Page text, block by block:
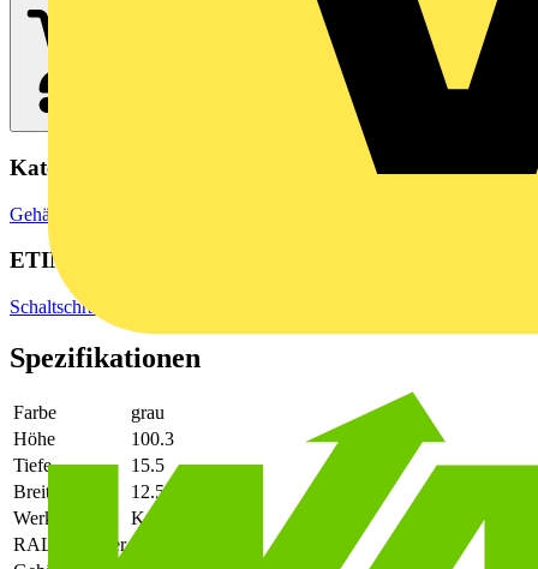
Kategorien
Gehäuse & Schaltschränke
ETIM Group
Schaltschranksysteme
Spezifikationen
Farbe
grau
Höhe
100.3
Tiefe
15.5
Breite
12.5
Werkstoff
Kunststoff
RAL-Nummer 7038